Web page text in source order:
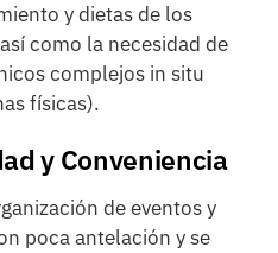
y dietas de los
como la necesidad de
complejos in situ
físicas).
y Conveniencia
de eventos y
poca antelación y se